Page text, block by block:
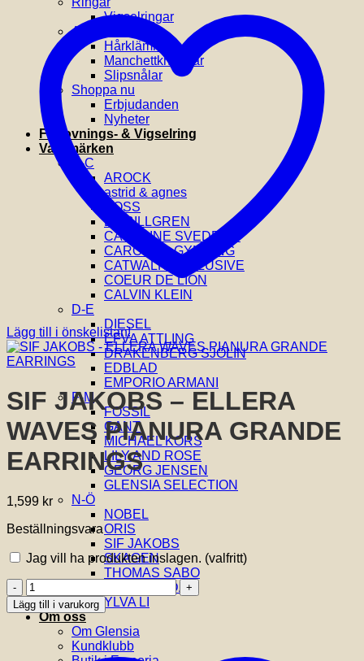
Vigselringar
Accessoarer
Hårklämmor
Manchettknappar
Slipsnålar
Shoppa nu
Erbjudanden
Nyheter
Förlovnings- & Vigselring
Varumärken
A-C
AROCK
astrid & agnes
BOSS
BY BILLGREN
CAROLINE SVEDBOM
CAROLINA GYNNING
CATWALK EXCLUSIVE
COEUR DE LION
CALVIN KLEIN
D-E
DIESEL
EFVA ATTLING
DRAKENBERG SJÖLIN
EDBLAD
EMPORIO ARMANI
F-M
FOSSIL
GANT
MICHAEL KORS
LILY AND ROSE
GEORG JENSEN
GLENSIA SELECTION
N-Ö
NOBEL
ORIS
SIF JAKOBS
SKAGEN
THOMAS SABO
VIDAL & VIDAL
YLVA LI
Om oss
Om Glensia
Kundklubb
Lägg till i önskelistan!
SIF JAKOBS – ELLERA
WAVES PIANURA GRANDE
EARRINGS
1,599 kr
Beställningsvara
Jag vill ha produkten inslagen. (valfritt)
SIF
JAKOBS
-
ELLERA
WAVES
PIANURA
Lägg till i varukorg